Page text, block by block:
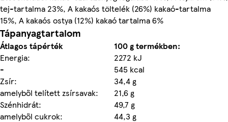
tej-tartalma 23%, A kakaós töltelék (26%) kakaó-tartalma
15%, A kakaós ostya (12%) kakaó tartalma 6%
Tápanyagtartalom
Átlagos tápérték
100 g termékben:
Energia:
2272 kJ
-
545 kcal
Zsír:
34,4 g
amelyből telített zsírsavak:
21,6 g
Szénhidrát:
49,7 g
amelyből cukrok:
44,3 g